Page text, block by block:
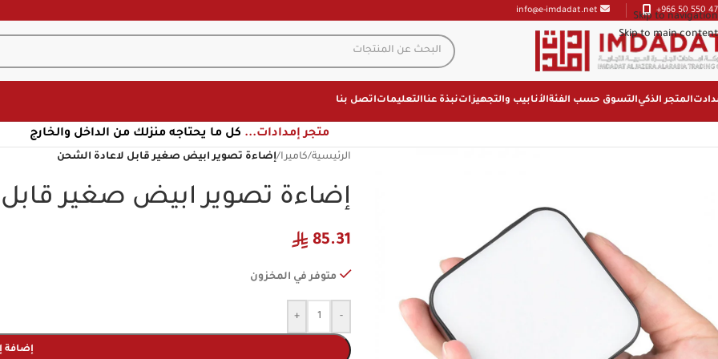
Skip to navigation
Skip to main content
+966 50 550
المتجر الذكيالتسوق حسب الفئةالأنابيب والتجهيزاتنبذة عناالتعليماتاتصل بنا
متجر إمدادات... كل ما يحتاجه منزلك من الداخل والخارج
الرئيسية/كاميرا/إضاءة تصوير ابيض صغير قابل لاعادة الشحن
إضاءة تصوير ابيض صغير قابل
85.31
متوفر في المخزون
-
+
إضافة